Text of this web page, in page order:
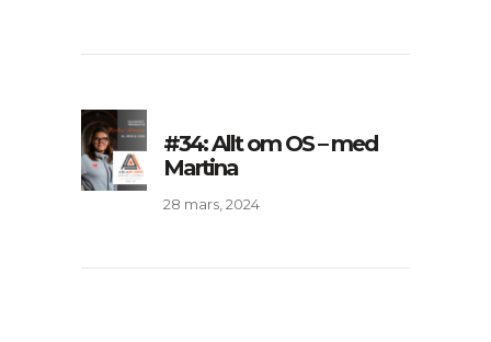
#34: Allt om OS – med
Martina
28 mars, 2024